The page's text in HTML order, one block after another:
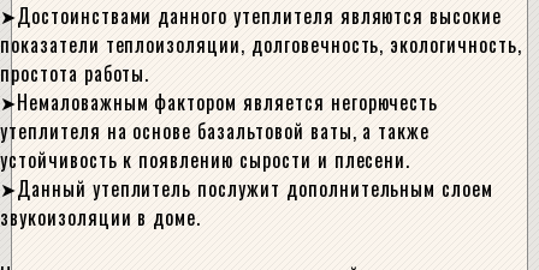
Достоинствами данного утеплителя являются высокие
показатели теплоизоляции, долговечность, экологичность,
простота работы.
Немаловажным фактором является негорючесть
утеплителя на основе базальтовой ваты, а также
устойчивость к появлению сырости и плесени.
Данный утеплитель послужит дополнительным слоем
звукоизоляции в доме.